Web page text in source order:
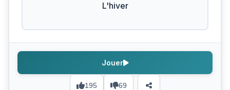
L'hiver
195 69
Jouer